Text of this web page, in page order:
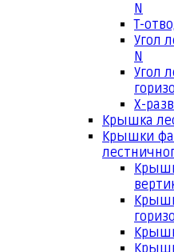
N
Т-
Угол
N
Угол
Х-
Крышка
Крышки